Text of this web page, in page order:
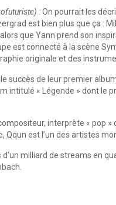
:On pourrait les
est bien plus que ça :
que Yann prend son
est connecté à la scène
originale et des
succès de leur premier
intitulé « Légende » dont le
interprète « pop
Qqun est l’un des artistes
d’un milliard de streams en